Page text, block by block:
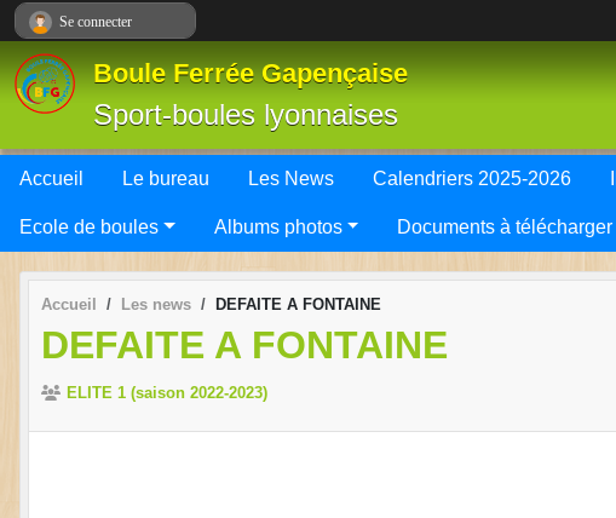
Boule Ferrée Gapençaise
Sport-boules lyonnaises
Accueil Le bureau Les News Calendriers 2025-2026
Ecole de boules Albums photos Documents à télécharger
Accueil Les news DEFAITE A FONTAINE
DEFAITE A FONTAINE
ELITE 1 (saison 2022-2023)
Se connecter
Panneau de gestion des cookies